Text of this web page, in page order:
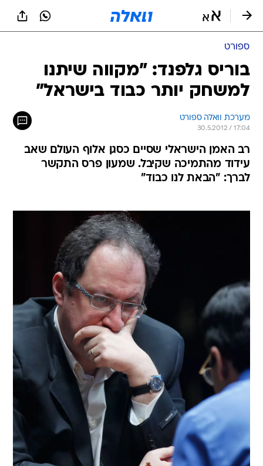
ספורט
בוריס גלפנד: "מקווה שיתנו
למשחק יותר כבוד בישראל"
מערכת וואלה ספורט
30.5.2012 / 17:04
רב האמן הישראלי שסיים כסגן אלוף העולם שאב
עידוד מהתמיכה שקיבל. שמעון פרס התקשר
לברך: "הבאת לנו כבוד"